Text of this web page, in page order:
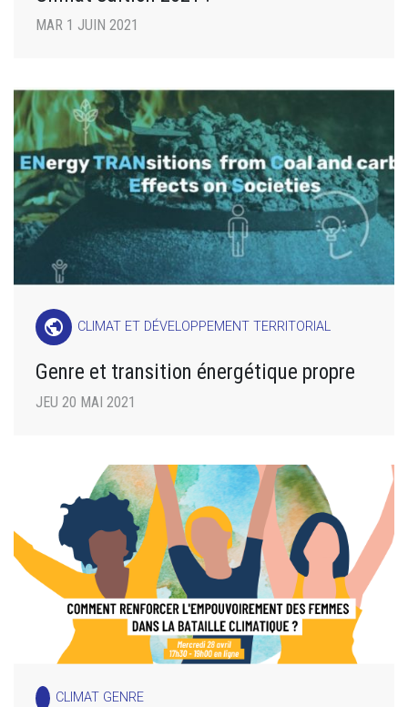
MAR 1 JUIN 2021
public CLIMAT ET DÉVELOPPEMENT TERRITORIAL
Genre et transition énergétique propre
JEU 20 MAI 2021
CLIMAT GENRE